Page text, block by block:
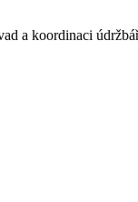
a koordinaci